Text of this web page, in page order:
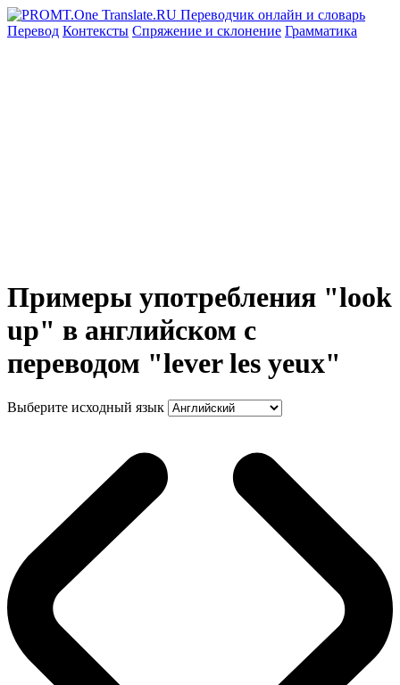
Перевод Контексты Спряжение и склонение Грамматика
Примеры употребления "look
up" в английском с
переводом "lever les yeux"
Выберите исходный язык